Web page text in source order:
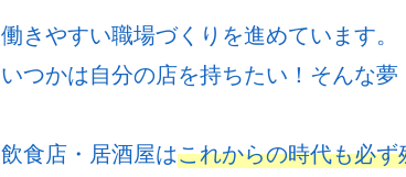
働きやすい職場づくりを進めています。
いつかは自分の店を持ちたい！そんな夢
飲食店・居酒屋はこれからの時代も必ず